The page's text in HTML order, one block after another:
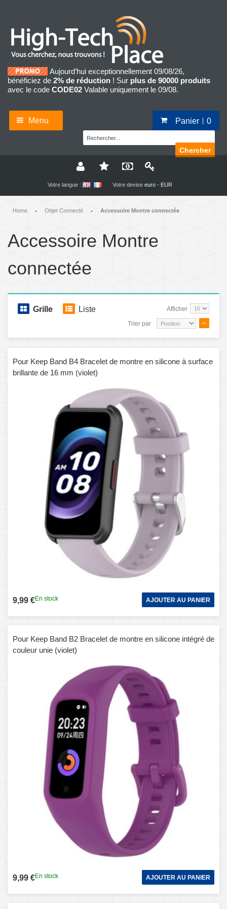
Aujourd’hui exceptionnellement 09/08/26,
bénéficiez de 2% de réduction ! Sur plus de 90000 produits
avec le code CODE02 Valable uniquement le 09/08.
Menu Panier 0
Chercher
Votre langue : Votre devise euro - EUR
Home • Objet Connecté • Accessoire Montre connectée
Accessoire Montre
connectée
Grille Liste Afficher
Trier par
Pour Keep Band B4 Bracelet de montre en silicone à surface
brillante de 16 mm (violet)
9,99 €En stock AJOUTER AU PANIER
Pour Keep Band B2 Bracelet de montre en silicone intégré de
couleur unie (violet)
9,99 €En stock AJOUTER AU PANIER